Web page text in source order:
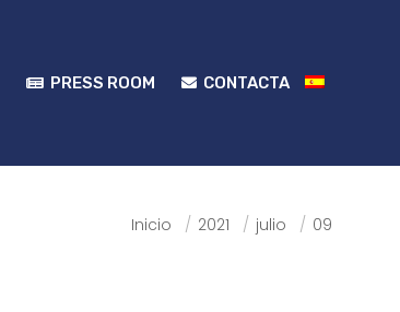
PRESS ROOM CONTACTA
Estás aquí:
Inicio 2021 julio 09